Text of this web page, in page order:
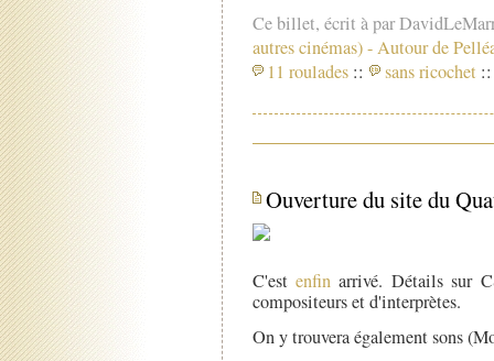
Ce billet, écrit à par
autres cinémas)-Autour de
11 roulades :: sans ricochet ::
Ouverture du site du
C'estenfin arrivé. Détails sur
compositeurs et d'interprètes.
On y trouvera également sons